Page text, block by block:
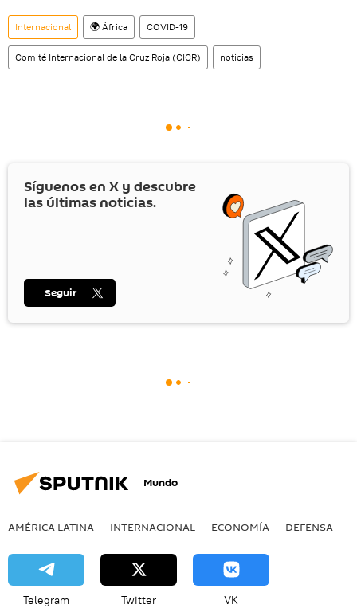
Internacional 🌍 África COVID-19
Comité Internacional de la Cruz Roja (CICR) noticias
Síguenos en X y descubre
las últimas noticias.
Seguir
Mundo
AMÉRICA LATINA INTERNACIONAL ECONOMÍA DEFENSA
Telegram Twitter VK